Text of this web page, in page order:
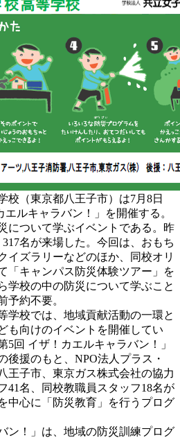
校（東京都八王子市）は7月8日
エルキャラバン！」を開催する。
について学ぶイベントである。昨
名が来場した。今回は、おもち
イズラリーなどのほか、同校オリ
「キャンパス防災体験ツアー」を
学校の中の防災について学ぶこと
予約不要。
校では、地域貢献活動の一環と
も向けのイベントを開催してい
5回 イザ！カエルキャラバン！」
後援のもと、NPO法人プラス・
王子市、東京ガス株式会社の協力
41名、同校教職員スタッフ18名が
中心に「防災教育」を行うプログ
ン！」は、地域の防災訓練プログ